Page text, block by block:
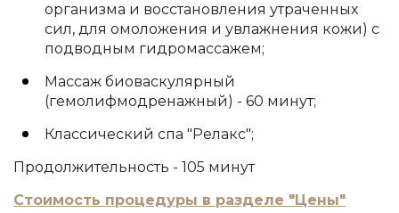
организма и восстановления утраченных
сил, для омоложения и увлажнения кожи) с
подводным гидромассажем;
Массаж биоваскулярный
(гемолифмодренажный) - 60 минут;
Классический спа "Релакс";
Продолжительность - 105 минут
Стоимость процедуры в разделе "Цены"